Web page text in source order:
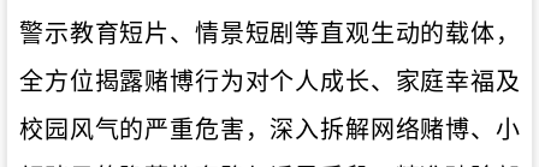
警示教育短片、情景短剧等直观生动的载体，
全方位揭露赌博行为对个人成长、家庭幸福及
校园风气的严重危害，深入拆解网络赌博、小